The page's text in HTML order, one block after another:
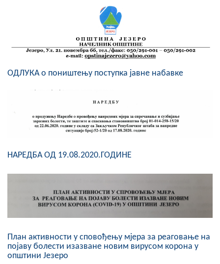
ИНФО
Заштита од пожара
COVID 19
Геоистраживања
ФИНАНСИЈЕ
ПРИВРЕДА
Пољопривреда
Туризам
ОДЛУКА о поништењу поступка јавне набавке
НАРЕДБА ОД 19.08.2020.ГОДИНЕ
План активности у сповођењу мјера за реаговање на
појаву болести изазване новим вирусом корона у
општини Језеро